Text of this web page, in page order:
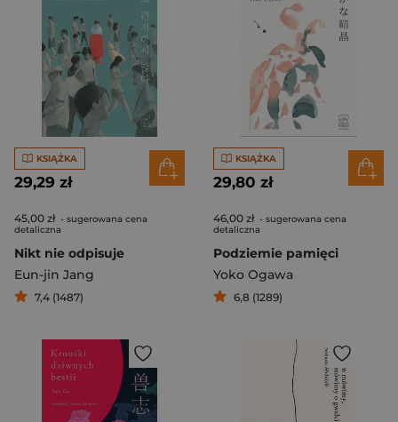
KSIĄŻKA
29,29 zł
45,00 zł - sugerowana cena
detaliczna
Nikt nie odpisuje
Eun-jin Jang
7,4 (1487)
KSIĄŻKA
29,80 zł
46,00 zł - sugerowana cena
detaliczna
Podziemie pamięci
Yoko Ogawa
6,8 (1289)